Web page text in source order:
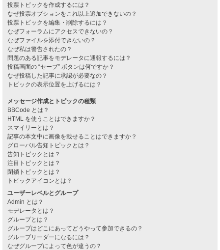
投票トピックを作成するには？
なぜ投票オプションをこれ以上追加できないの？
投票トピックを編集・削除するには？
なぜフォーラムにアクセスできないの？
なぜファイルを添付できないの？
なぜ私は警告されたの？
問題のある記事をモデレータに通報するには？
投稿画面の “セーブ” ボタンは何ですか？
なぜ投稿した記事に承認が必要なの？
トピックの表示位置を上げるには？
メッセージ作成とトピックの種類
BBCode とは？
HTML を使うことはできますか？
スマイリーとは？
記事の本文中に画像を載せることはできますか？
グローバル告知トピックとは？
告知トピックとは？
注目トピックとは？
閉鎖トピックとは？
トピックアイコンとは？
ユーザーレベルとグループ
Admin とは？
モデレータとは？
グループとは？
グループはどこにあってどうやって参加できるの？
グループリーダーになるには？
なぜグループによって色が違うの？